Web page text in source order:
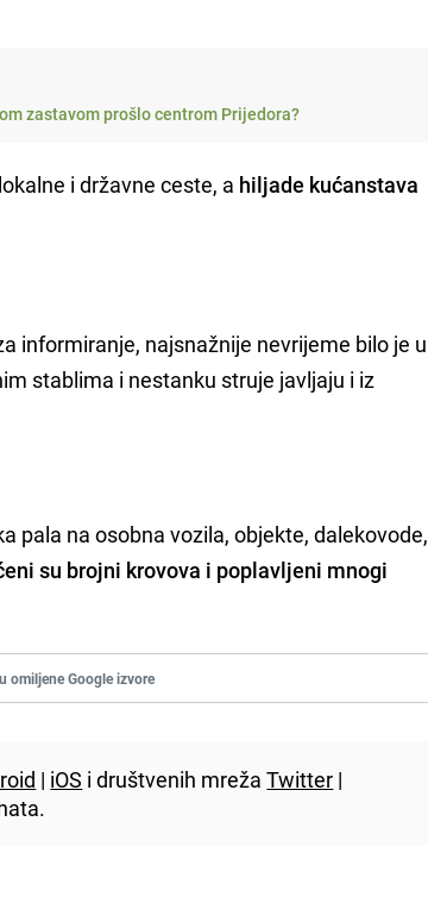
zastavom prošlo centrom Prijedora?
i državne ceste, a hiljade kućanstava
informiranje, najsnažnije nevrijeme bilo je u
stablima i nestanku struje javljaju i iz
pala na osobna vozila, objekte, dalekovode,
su brojni krovova i poplavljeni mnogi
omiljene Google izvore
| iOS i društvenih mrežaTwitter |